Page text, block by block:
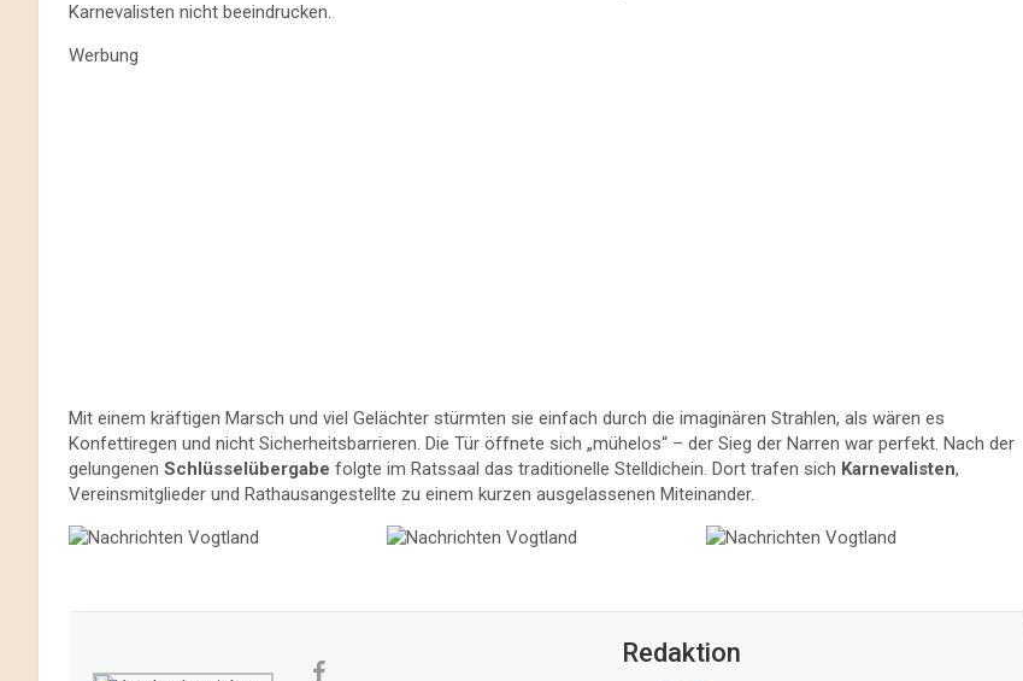
Karnevalisten nicht beeindrucken.
Werbung
Mit einem kräftigen Marsch und viel Gelächter stürmten sie einfach durch die imaginären Strahlen, als wären es
Konfettiregen und nicht Sicherheitsbarrieren. Die Tür öffnete sich „mühelos“ – der Sieg der Narren war perfekt. Nach der
gelungenen Schlüsselübergabe folgte im Ratssaal das traditionelle Stelldichein. Dort trafen sich Karnevalisten,
Vereinsmitglieder und Rathausangestellte zu einem kurzen ausgelassenen Miteinander.
Redaktion